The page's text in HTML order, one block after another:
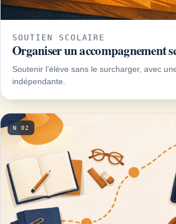
SOUTIEN SCOLAIRE
Organiser un accompagnement
Soutenir l’élève sans le surcharger, avec
indépendante.
N 02